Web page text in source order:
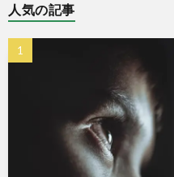
人気の記事